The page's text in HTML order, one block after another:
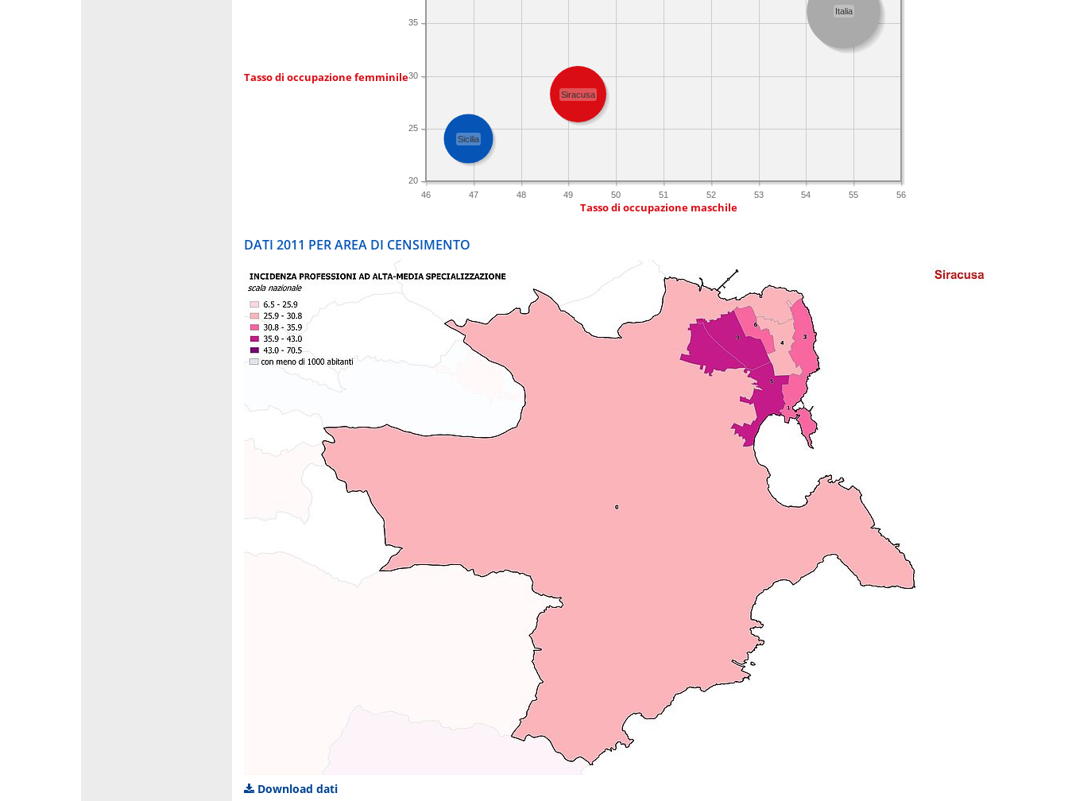
Tasso di occupazione femminile
46 47 48 49 50 51 52 53 54 55 56
20
25
30
35
Italia
Siracusa
Sicilia
Tasso di occupazione maschile
DATI 2011 PER AREA DI CENSIMENTO
Download dati